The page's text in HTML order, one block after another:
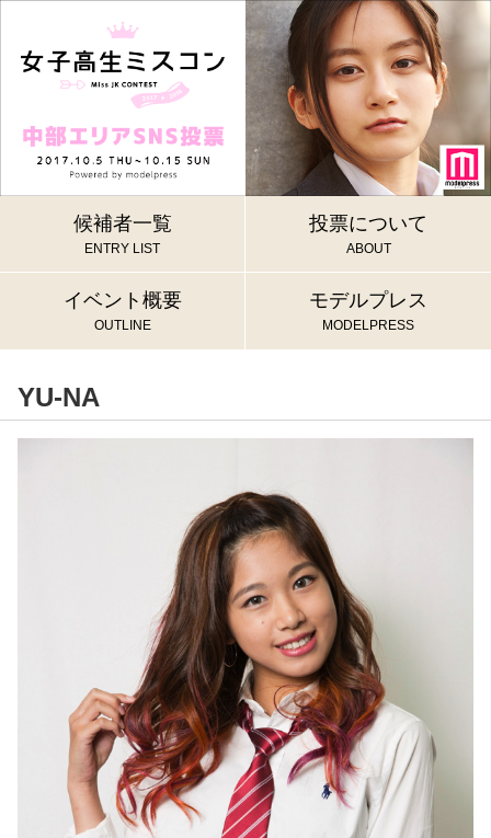
候補者一覧
ENTRY LIST
投票について
ABOUT
イベント概要
OUTLINE
モデルプレス
MODELPRESS
YU-NA